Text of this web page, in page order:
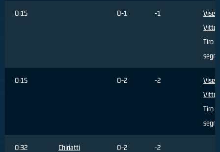
0:15 0-1 -1
Tiro
0:15 0-2 -2
Tiro
0:32
Chiriatti
0-2 -2